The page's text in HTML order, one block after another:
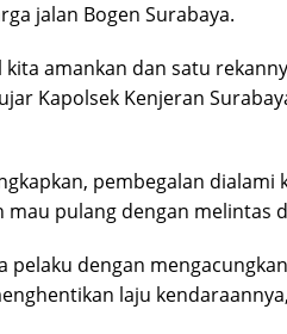
jalan Bogen Surabaya.
kita amankan dan satu
Kapolsek Kenjeran
pembegalan dialami
pulang dengan melintas
pelaku dengan
laju